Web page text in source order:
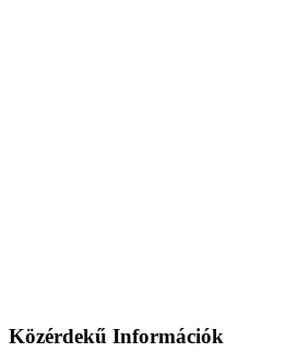
Közérdekű Információk